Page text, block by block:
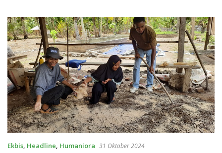
Ekbis, Headline, Humaniora 31 Oktober 2024